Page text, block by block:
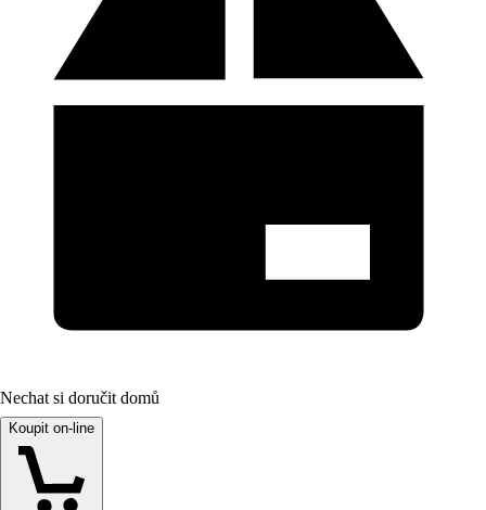
Nechat si doručit domů
Koupit on-line